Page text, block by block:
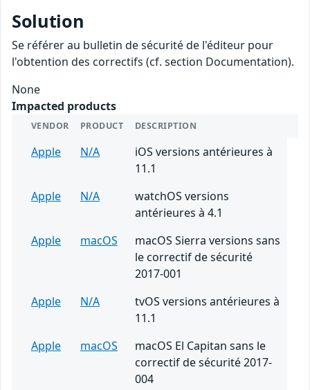
Solution
Se référer au bulletin de sécurité de l'éditeur pour
l'obtention des correctifs (cf. section Documentation).
None
Impacted products
VENDOR PRODUCT DESCRIPTION
Apple N/A
iOS versions antérieures à
11.1
Apple
N/A
watchOS versions
antérieures à 4.1
Apple
macOS
macOS Sierra versions sans
le correctif de sécurité
2017-001
Apple
N/A
tvOS versions antérieures à
11.1
Apple
macOS
macOS El Capitan sans le
correctif de sécurité 2017-
004